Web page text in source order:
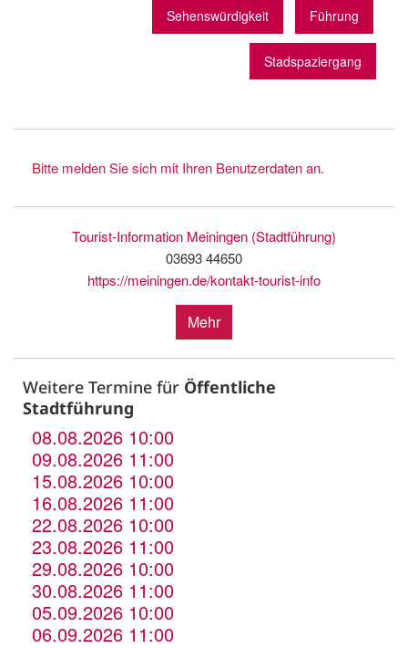
Sehenswürdigkeit Führung
Stadspaziergang
Bitte melden Sie sich mit Ihren Benutzerdaten an.
Tourist-Information Meiningen (Stadtführung)
03693 44650
https://meiningen.de/kontakt-tourist-info
Mehr
Weitere Termine für Öffentliche
Stadtführung
08.08.2026 10:00
09.08.2026 11:00
15.08.2026 10:00
16.08.2026 11:00
22.08.2026 10:00
23.08.2026 11:00
29.08.2026 10:00
30.08.2026 11:00
05.09.2026 10:00
06.09.2026 11:00